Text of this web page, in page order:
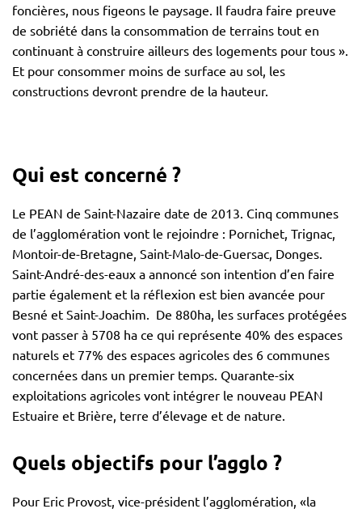
foncières, nous figeons le paysage. Il faudra faire preuve
de sobriété dans la consommation de terrains tout en
continuant à construire ailleurs des logements pour tous ».
Et pour consommer moins de surface au sol, les
constructions devront prendre de la hauteur.
Qui est concerné ?
Le PEAN de Saint-Nazaire date de 2013. Cinq communes
de l’agglomération vont le rejoindre : Pornichet, Trignac,
Montoir-de-Bretagne, Saint-Malo-de-Guersac, Donges.
Saint-André-des-eaux a annoncé son intention d’en faire
partie également et la réflexion est bien avancée pour
Besné et Saint-Joachim. De 880ha, les surfaces protégées
vont passer à 5708 ha ce qui représente 40% des espaces
naturels et 77% des espaces agricoles des 6 communes
concernées dans un premier temps. Quarante-six
exploitations agricoles vont intégrer le nouveau PEAN
Estuaire et Brière, terre d’élevage et de nature.
Quels objectifs pour l’agglo ?
Pour Eric Provost, vice-président l’agglomération, «la